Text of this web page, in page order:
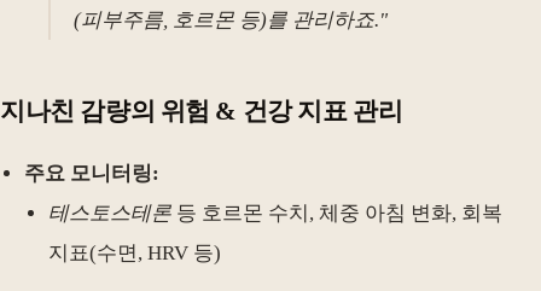
(피부주름, 호르몬 등)를 관리하죠."
지나친 감량의 위험 & 건강 지표 관리
주요 모니터링:
테스토스테론 등 호르몬 수치, 체중 아침 변화, 회복
지표(수면, HRV 등)